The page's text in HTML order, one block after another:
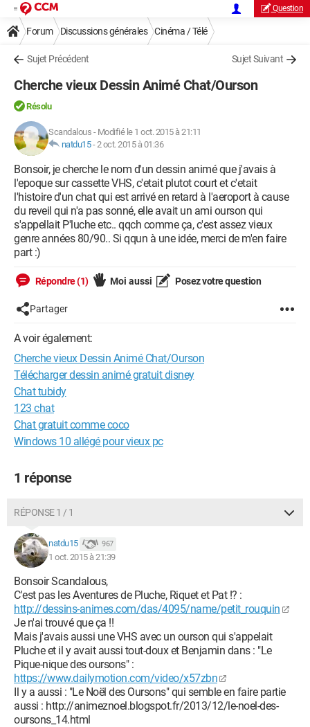
Question
Forum Discussions générales Cinéma / Télé
Sujet Précédent Sujet Suivant
Cherche vieux Dessin Animé Chat/Ourson
Résolu
Scandalous - Modifié le 1 oct. 2015 à 21:11
natdu15-2 oct. 2015 à 01:36
Bonsoir, je cherche le nom d'un dessin animé que j'avais à
l'epoque sur cassette VHS, c'etait plutot court et c'etait
l'histoire d'un chat qui est arrivé en retard à l'aeroport à cause
du reveil qui n'a pas sonné, elle avait un ami ourson qui
s'appellait P'luche etc.. qqch comme ça, c'est assez vieux
genre années 80/90.. Si qqun à une idée, merci de m'en faire
part :)
Répondre (1) Moi aussi Posez votre question
Partager
A voir également:
Cherche vieux Dessin Animé Chat/Ourson
Télécharger dessin animé gratuit disney
Chat tubidy
123 chat
Chat gratuit comme coco
Windows 10 allégé pour vieux pc
1 réponse
RÉPONSE 1 / 1
natdu15 967
1 oct. 2015 à 21:39
Bonsoir Scandalous,
C'est pas les Aventures de Pluche, Riquet et Pat !? :
http://dessins-animes.com/das/4095/name/petit_rouquin
Je n'ai trouvé que ça !!
Mais j'avais aussi une VHS avec un ourson qui s'appelait
Pluche et il y avait aussi tout-doux et Benjamin dans : "Le
Pique-nique des oursons" :
https://www.dailymotion.com/video/x57zbn
Il y a aussi : "Le Noël des Oursons" qui semble en faire partie
aussi : http://animeznoel.blogspot.fr/2013/12/le-noel-des-
oursons_14.html